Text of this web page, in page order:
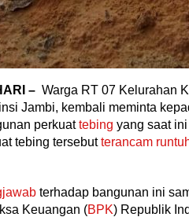
–Warga RT 07 Kelurahan
Jambi, kembali meminta
perkuattebing yang saat
tebing tersebutterancam
terhadap bangunan ini
Keuangan (BPK) Republik